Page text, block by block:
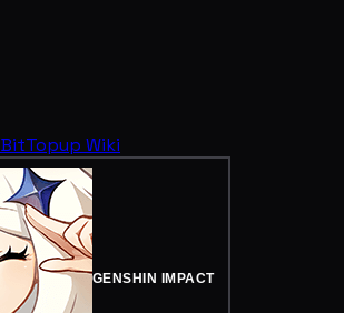
BitTopup Wiki
GENSHIN IMPACT